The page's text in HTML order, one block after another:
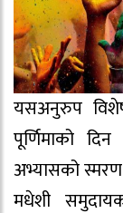
यसअनुरुप
पूर्णिमाको
अभ्यासको
मधेशी